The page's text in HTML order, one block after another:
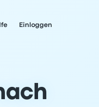
Einloggen